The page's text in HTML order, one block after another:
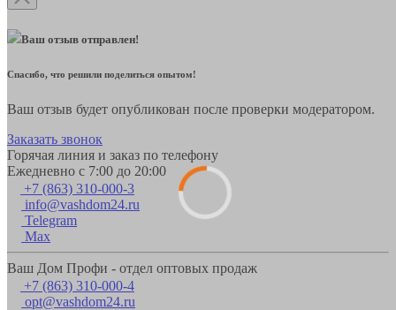
Ваш отзыв отправлен!
Спасибо, что решили поделиться опытом!
Ваш отзыв будет опубликован после проверки модератором.
Заказать звонок
Горячая линия и заказ по телефону
Ежедневно с 7:00 до 20:00
+7 (863) 310-000-3
info@vashdom24.ru
Telegram
Max
Ваш Дом Профи - отдел оптовых продаж
+7 (863) 310-000-4
opt@vashdom24.ru